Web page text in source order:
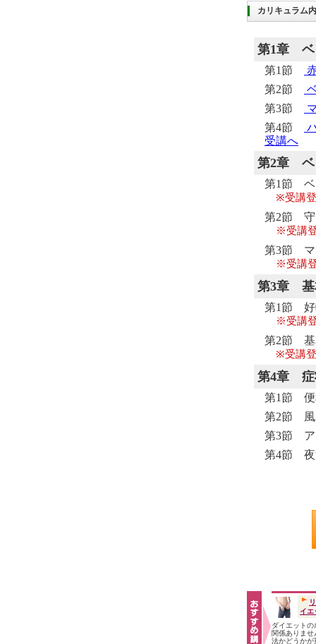
カリキュラム
第1章
第1節
第2節
第3節
第4節
受講へ
第2章
第1節 ベ
※受講
第2節 守
※受講
第3節 マ
※受講
第3章
第1節 好
※受講
第2節 基
※受講
第4章
第1節 便
第2節
第3節 ア
第4節 夜
イ
ダイエット
関係ありま
法かどうかが